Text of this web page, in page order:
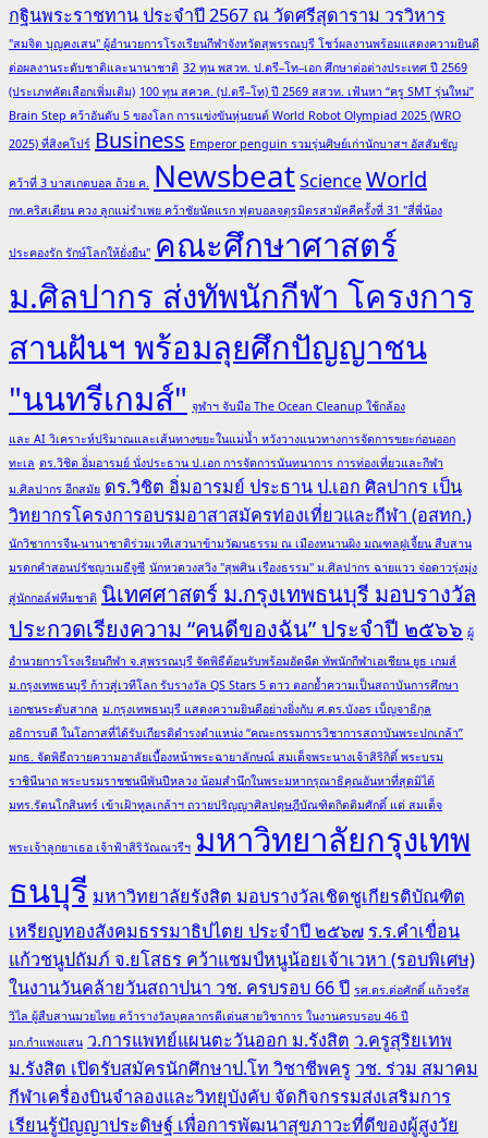
กฐินพระราชทาน ประจำปี 2567 ณ วัดศรีสุดาราม วรวิหาร
"สมจิต บุญคงเสน" ผู้อำนวยการโรงเรียนกีฬาจังหวัดสุพรรณบุรี โชว์ผลงานพร้อมแสดงความยินดี
ต่อผลงานระดับชาติและนานาชาติ 32 ทุน พสวท. ป.ตรี–โท–เอก ศึกษาต่อต่างประเทศ ปี 2569
(ประเภทคัดเลือกเพิ่มเติม) 100 ทุน สควค. (ป.ตรี–โท) ปี 2569 สสวท. เฟ้นหา “ครู SMT รุ่นใหม่”
Brain Step คว้าอันดับ 5 ของโลก การแข่งขันหุ่นยนต์ World Robot Olympiad 2025 (WRO
2025) ที่สิงคโปร์ Business Emperor penguin รวมรุ่นศิษย์เก่านักบาสฯ อัสสัมชัญ
คว้าที่ 3 บาสเกตบอล ถ้วย ค. NewsbeatScienceWorld
กท.คริสเตียน ควง ลูกแม่รำเพย คว้าชัยนัดแรก ฟุตบอลจตุรมิตรสามัคคีครั้งที่ 31 "สี่พี่น้อง
ประคองรัก รักษ์โลกให้ยั่งยืน" คณะศึกษาศาสตร์
ม.ศิลปากร ส่งทัพนักกีฬา โครงการ
สานฝันฯ พร้อมลุยศึกปัญญาชน
"นนทรีเกมส์" จุฬาฯ จับมือ The Ocean Cleanup ใช้กล้อง
และ AI วิเคราะห์ปริมาณและเส้นทางขยะในแม่น้ำ หวังวางแนวทางการจัดการขยะก่อนออก
ทะเล ดร.วิชิต อิ่มอารมย์ นั่งประธาน ป.เอก การจัดการนันทนาการ การท่องเที่ยวและกีฬา
ม.ศิลปากร อีกสมัย ดร.วิชิต อิ่มอารมย์ ประธาน ป.เอก ศิลปากร เป็น
วิทยากรโครงการอบรมอาสาสมัครท่องเที่ยวและกีฬา (อสทก.)
นักวิชาการจีน-นานาชาติร่วมเวทีเสวนาข้ามวัฒนธรรม ณ เมืองหนานผิง มณฑลฝูเจี้ยน สืบสาน
มรดกคำสอนปรัชญาเมธีจูซี นักหวดวงสวิง "สุพศิน เรืองธรรม" ม.ศิลปากร ฉายแวว จ่อดาวรุ่งมุ่ง
สู่นักกอล์ฟทีมชาติ นิเทศศาสตร์ ม.กรุงเทพธนบุรี มอบรางวัล
ประกวดเรียงความ “คนดีของฉัน” ประจำปี ๒๕๖๖ ผู้
อำนวยการโรงเรียนกีฬา จ.สุพรรณบุรี จัดพิธีต้อนรับพร้อมอัดฉีด ทัพนักกีฬาเอเชียน ยูธ เกมส์
ม.กรุงเทพธนบุรี ก้าวสู่เวทีโลก รับรางวัล QS Stars 5 ดาว ตอกย้ำความเป็นสถาบันการศึกษา
เอกชนระดับสากล ม.กรุงเทพธนบุรี แสดงความยินดีอย่างยิ่งกับ ศ.ดร.บังอร เบ็ญจาธิกุล
อธิการบดี ในโอกาสที่ได้รับเกียรติดำรงตำแหน่ง “คณะกรรมการวิชาการสถาบันพระปกเกล้า”
มกธ. จัดพิธีถวายความอาลัยเบื้องหน้าพระฉายาลักษณ์ สมเด็จพระนางเจ้าสิริกิติ์ พระบรม
ราชินีนาถ พระบรมราชชนนีพันปีหลวง น้อมสำนึกในพระมหากรุณาธิคุณอันหาที่สุดมิได้
มทร.รัตนโกสินทร์ เข้าเฝ้าทูลเกล้าฯ ถวายปริญญาศิลปดุษฎีบัณฑิตกิตติมศักดิ์ แด่ สมเด็จ
พระเจ้าลูกยาเธอ เจ้าฟ้าสิริวัณณวรีฯ มหาวิทยาลัยกรุงเทพ
ธนบุรี มหาวิทยาลัยรังสิต มอบรางวัลเชิดชูเกียรติบัณฑิต
เหรียญทองสังคมธรรมาธิปไตย ประจำปี ๒๕๖๗ ร.ร.คำเขื่อน
แก้วชนูปถัมภ์ จ.ยโสธร คว้าแชมป์หนูน้อยเจ้าเวหา (รอบพิเศษ)
ในงานวันคล้ายวันสถาปนา วช. ครบรอบ 66 ปี รศ.ดร.ต่อศักดิ์ แก้วจรัส
วิไล ผู้สืบสานมวยไทย คว้ารางวัลบุคลากรดีเด่นสายวิชาการ ในงานครบรอบ 46 ปี
มก.กำแพงแสน ว.การแพทย์แผนตะวันออก ม.รังสิต ว.ครูสุริยเทพ
ม.รังสิต เปิดรับสมัครนักศึกษาป.โท วิชาชีพครู วช. ร่วม สมาคม
กีฬาเครื่องบินจำลองและวิทยุบังคับ จัดกิจกรรมส่งเสริมการ
เรียนรู้ปัญญาประดิษฐ์ เพื่อการพัฒนาสุขภาวะที่ดีของผู้สูงวัย